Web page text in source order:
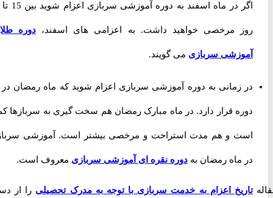
اگر در ماه اسفند به دوره آموزشی سربازی اعزام شوید بین 15 تا 20
روز مرخصی خواهید داشت. به اعزامی های اسفند،دوره طلایی
آموزشی سربازیمی گویند.
در زمانی به دوره آموزشی سربازی اعزام شوید که ماه رمضان در آن
دوره قرار دارد. در ماه مبارک رمضان هم سخت گیری به سربازها کمتر
است و هم مدت استراحت و مرخصی بیشتر است. آموزشی سربازی
در ماه رمضان بهدوره نقره ای آموزشی سربازیمعروف است.
تاریخ اعزام به خدمت سربازی با توجه به مدرک تحصیلیرا از دست